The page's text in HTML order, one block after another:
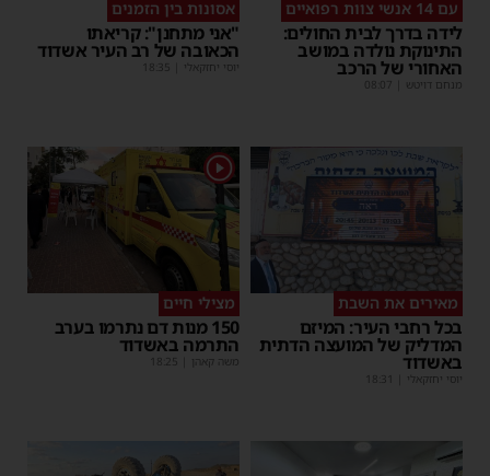
עם 14 אנשי צוות רפואיים
לידה בדרך לבית החולים:
התינוקת נולדה במושב
האחורי של הרכב
מנחם דויטש 08:07
אסונות בין הזמנים
"אני מתחנן": קריאתו
הכאובה של רב העיר אשדוד
יוסי יחזקאלי 18:35
מאירים את השבת
בכל רחבי העיר: המיזם
המדליק של המועצה הדתית
באשדוד
יוסי יחזקאלי 18:31
1
מצילי חיים
150 מנות דם נתרמו בערב
התרמה באשדוד
משה קאהן 18:25